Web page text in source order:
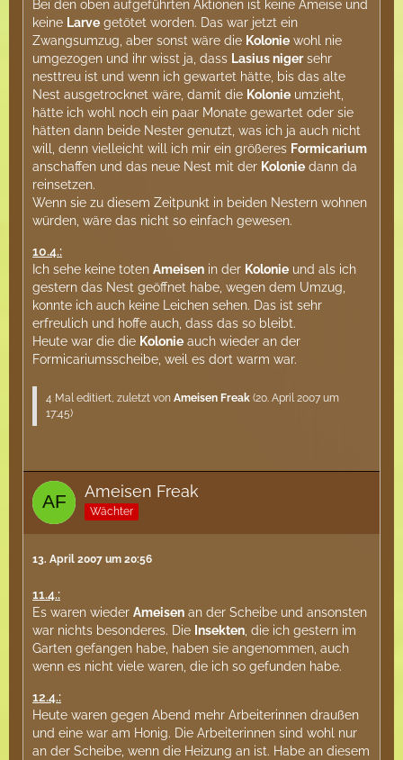
Bei den oben aufgeführten Aktionen ist keine Ameise und
keine Larve getötet worden. Das war jetzt ein
Zwangsumzug, aber sonst wäre die Kolonie wohl nie
umgezogen und ihr wisst ja, dass Lasius nigersehr
nesttreu ist und wenn ich gewartet hätte, bis das alte
Nest ausgetrocknet wäre, damit die Kolonie umzieht,
hätte ich wohl noch ein paar Monate gewartet oder sie
hätten dann beide Nester genutzt, was ich ja auch nicht
will, denn vielleicht will ich mir ein größeres Formicarium
anschaffen und das neue Nest mit der Kolonie dann da
reinsetzen.
Wenn sie zu diesem Zeitpunkt in beiden Nestern wohnen
würden, wäre das nicht so einfach gewesen.
10.4.:
Ich sehe keine toten Ameisen in der Kolonie und als ich
gestern das Nest geöffnet habe, wegen dem Umzug,
konnte ich auch keine Leichen sehen. Das ist sehr
erfreulich und hoffe auch, dass das so bleibt.
Heute war die die Kolonie auch wieder an der
Formicariumsscheibe, weil es dort warm war.
4 Mal editiert, zuletzt von Ameisen Freak (20. April 2007 um
17:45)
Ameisen Freak
Wächter
13. April 2007 um 20:56
11.4.:
Es waren wieder Ameisen an der Scheibe und ansonsten
war nichts besonderes. Die Insekten, die ich gestern im
Garten gefangen habe, haben sie angenommen, auch
wenn es nicht viele waren, die ich so gefunden habe.
12.4.:
Heute waren gegen Abend mehr Arbeiterinnen draußen
und eine war am Honig. Die Arbeiterinnen sind wohl nur
an der Scheibe, wenn die Heizung an ist. Habe an diesem